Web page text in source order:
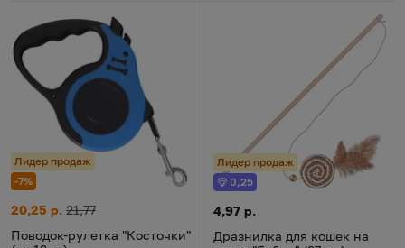
Лидер продаж
-7%
Поводок-рулетка "Косточки" (до 12 кг)
Цена:
20,25 р.
Старая цена:
21,77
Поводок-рулетка "Косточки"
Лидер продаж
Бонус
0,25
Дразнилка для кошек на
Цена:
4,97 р.
Дразнилка для кошек на